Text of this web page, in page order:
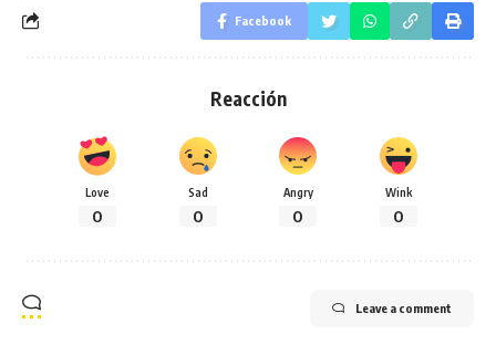
Facebook
Reacción
Love
0
Sad
0
Angry
0
Wink
0
Leave a comment